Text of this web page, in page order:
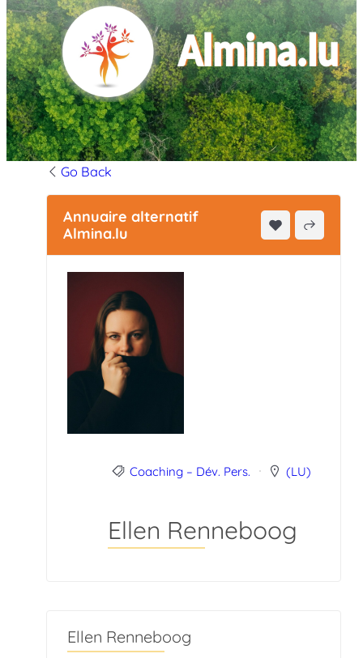
Go Back
Annuaire alternatif
Almina.lu
Coaching – Dév. Pers. (LU)
Ellen Renneboog
Ellen Renneboog